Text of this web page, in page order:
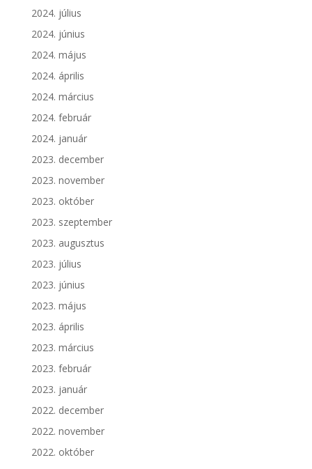
2024. július
2024. június
2024. május
2024. április
2024. március
2024. február
2024. január
2023. december
2023. november
2023. október
2023. szeptember
2023. augusztus
2023. július
2023. június
2023. május
2023. április
2023. március
2023. február
2023. január
2022. december
2022. november
2022. október